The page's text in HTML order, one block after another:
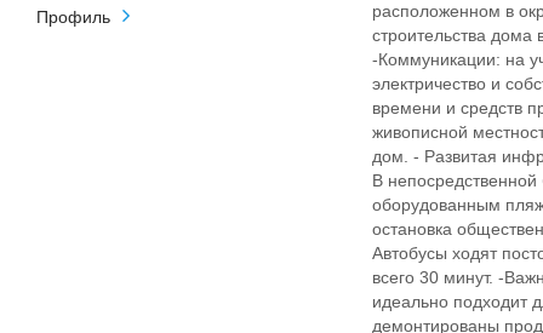
Профиль
расположенном в
строительства
-Коммуникации: на
электричество и
времени и средств
живописной
дом. - Развитая
В
оборудованным
остановка
Автобусы ходят
всего 30 минут. -
идеально подходит
демонтированы